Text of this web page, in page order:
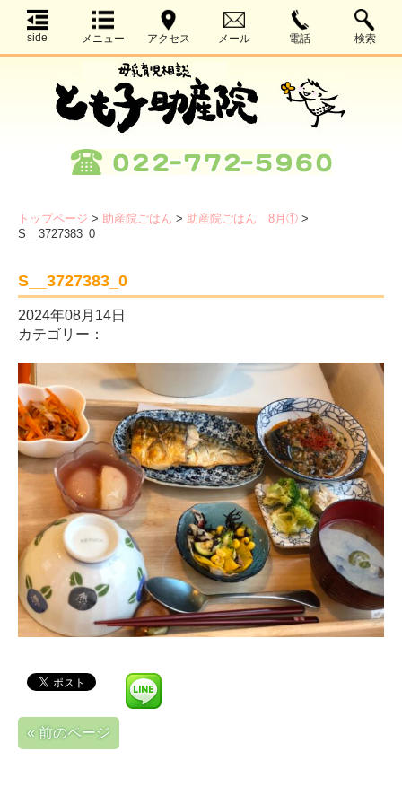
side メニュー アクセス メール 電話 検索
トップページ > 助産院ごはん > 助産院ごはん 8月① >
S__3727383_0
S__3727383_0
2024年08月14日
カテゴリー：
« 前のページ